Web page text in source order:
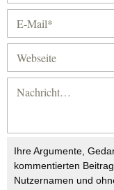
Ihre Argumente,
kommentierten
Nutzernamen und